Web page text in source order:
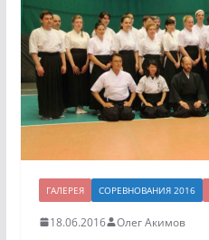
ГАЛЕРЕЯ СОРЕВНОВАНИЯ 2016
18.06.2016 Олег Акимов